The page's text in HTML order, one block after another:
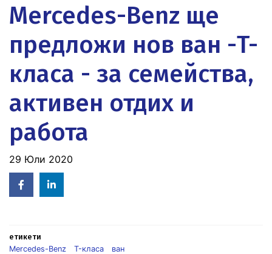
Mercedes-Benz ще
предложи нов ван -T-
класа - за семейства,
активен отдих и
работа
29 Юли 2020
Facebook
in
етикети
Mercedes-Benz
T-класа ван